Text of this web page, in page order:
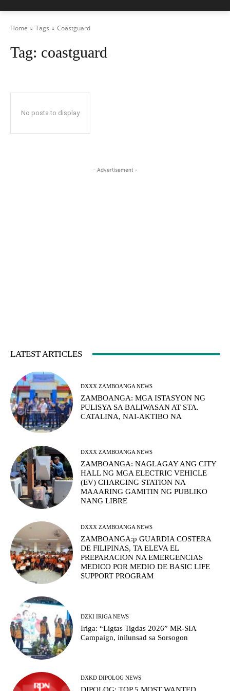
Home Tags Coastguard
Tag: coastguard
No posts to display
- Advertisement -
LATEST ARTICLES
DXXX ZAMBOANGA NEWS
ZAMBOANGA: MGA ISTASYON NG
PULISYA SA BALIWASAN AT STA.
CATALINA, NAI-AKTIBO NA
DXXX ZAMBOANGA NEWS
ZAMBOANGA: NAGLAGAY ANG CITY
HALL NG MGA ELECTRIC VEHICLE
(EV) CHARGING STATION NA
MAAARING GAMITIN NG PUBLIKO
NANG LIBRE
DXXX ZAMBOANGA NEWS
ZAMBOANGA:p GUARDIA COSTERA
DE FILIPINAS, TA ELEVA EL
PREPARACION NA EMERGENCIAS
MEDICO POR MEDIO DE BASIC LIFE
SUPPORT PROGRAM
DZKI IRIGA NEWS
Iriga: “Ligtas Tigdas 2026” MR-SIA
Campaign, inilunsad sa Sorsogon
DXKD DIPOLOG NEWS